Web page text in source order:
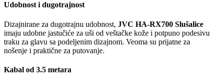
Udobnost i dugotrajnost
Dizajnirane za dugotrajnu udobnost, JVC HA-RX700 Slušalice
imaju udobne jastučiće za uši od veštačke kože i potpuno podesivu
traku za glavu sa podeljenim dizajnom. Veoma su prijatne za
nošenje i praktične za putovanje.
Kabal od 3.5 metara